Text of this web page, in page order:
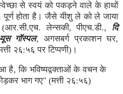
से स्वयं को पकड़ने वाले के हाथों
होता है। जैसे यीशु ले को ले जाया
लेन्सकी, पीएच.डी., दि
गॉस्पल‚ अगसबर्ग प्रकाशन घर,
२६:५६ पर टिप्पणी)।
है‚ कि भविष्यद्वक्ताओं के वचन के
भाग गए" (मत्ती २६:५६)